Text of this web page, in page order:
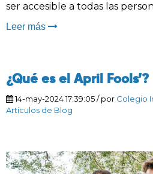
ser accesible a todas las
Leer más
¿Qué es el April Fools’?
14-may-2024 17:39:05/ por Colegio
Artículos de Blog